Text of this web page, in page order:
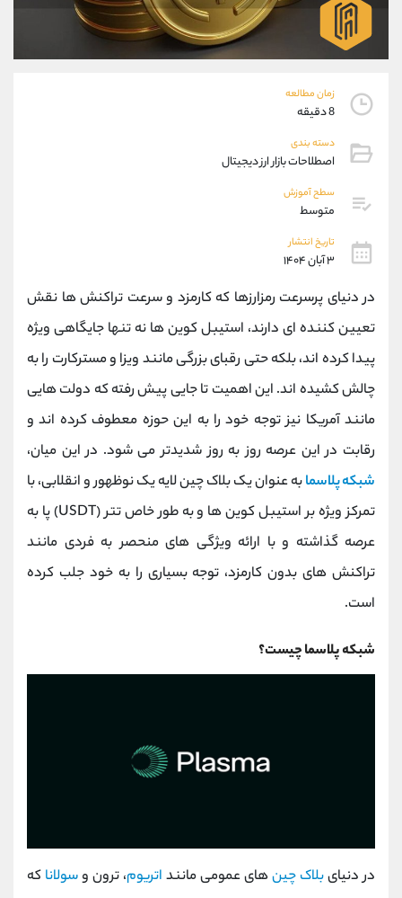
زمان مطالعه
8 دقیقه
دسته بندی
اصطلاحات بازار ارز دیجیتال
سطح آموزش
متوسط
تاریخ انتشار
۳ آبان ۱۴۰۴
در دنیای پرسرعت رمزارزها که کارمزد و سرعت تراکنش ‌ها نقش
تعیین‌ کننده ‌ای دارند، استیبل ‌کوین‌ ها نه ‌تنها جایگاهی ویژه
پیدا کرده ‌اند، بلکه حتی رقبای بزرگی مانند ویزا و مسترکارت را به
چالش کشیده‌ اند. این اهمیت تا جایی پیش رفته که دولت ‌هایی
مانند آمریکا نیز توجه خود را به این حوزه معطوف کرده ‌اند و
رقابت در این عرصه روز به ‌روز شدیدتر می ‌شود. در این میان،
شبکه پلاسمابه ‌عنوان یک بلاک ‌چین لایه ‌یک نوظهور و انقلابی، با
تمرکز ویژه بر استیبل‌ کوین ‌ها و به‌ طور خاص تتر (USDT) پا به
عرصه گذاشته و با ارائه ویژگی ‌های منحصر به‌ فردی مانند
تراکنش‌ های بدون کارمزد، توجه بسیاری را به خود جلب کرده
است.
شبکه پلاسما چیست؟
در دنیایبلاک ‌چینهای عمومی مانند اتریوم، ترون وسولانا که
09927779040
واتساپ شروع گفتگو
تلگرام @Armteam_admin_por
پشتیبان فروش
موبایل
اطلاعات تماس
تلفن 021-22021030
021-22021040
بدون پیش شماره
اینستاگرام @alireza.mehrabii
کانال تلگرام @alirezamehrabi_com
@alirezamehrabi_official